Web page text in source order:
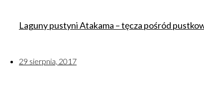
Laguny pustyni Atakama – tęcza pośród
29 sierpnia, 2017